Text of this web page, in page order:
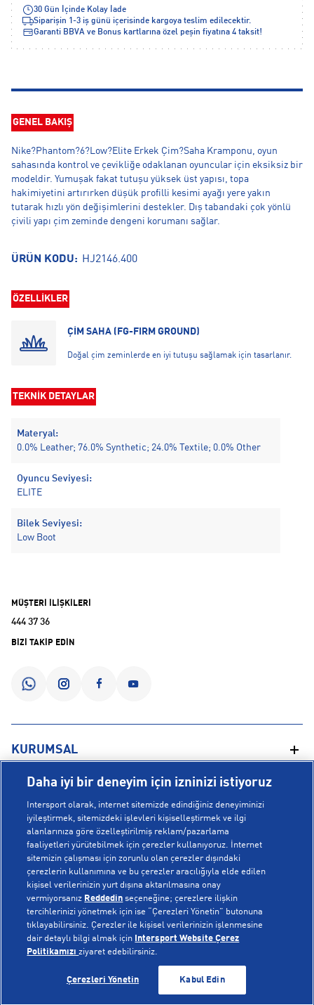
GELİNCE HABER VER
30 Gün İçinde Kolay İade
Siparişin 1-3 iş günü içerisinde kargoya teslim edilecektir.
Garanti BBVA ve Bonus kartlarına özel peşin fiyatına 4 taksit!
GENEL BAKIŞ
Nike?Phantom?6?Low?Elite Erkek Çim?Saha Kramponu, oyun
sahasında kontrol ve çevikliğe odaklanan oyuncular için eksiksiz bir
modeldir. Yumuşak fakat tutuşu yüksek üst yapısı, topa
hakimiyetini artırırken düşük profilli kesimi ayağı yere yakın
tutarak hızlı yön değişimlerini destekler. Dış tabandaki çok yönlü
çivili yapı çim zeminde dengeni korumanı sağlar.
ÜRÜN KODU: HJ2146.400
ÖZELLİKLER
ÇİM SAHA (FG-FIRM GROUND)
Doğal çim zeminlerde en iyi tutuşu sağlamak için tasarlanır.
TEKNİK DETAYLAR
Materyal:
0.0% Leather; 76.0% Synthetic; 24.0% Textile; 0.0% Other
Oyuncu Seviyesi:
ELITE
Bilek Seviyesi:
Low Boot
GELİNCE HABER VER
MÜŞTERİ İLİŞKİLERİ
444 37 36
BİZİ TAKİP EDİN
KURUMSAL
Hakkımızda
Mağazalarımız
Bilgi Toplumu Hizmetleri
Gizlilik Politikası
İşlem Rehberi
Kampanyalar
Çerez Politikası
Çerez Ayarları
YARDIM
Sipariş Takibi
İptal & İade
Sıkça Sorulan Sorular
Yetkili Servis Listesi
Bize Ulaşın
POPÜLER KOLEKSİYONLAR
Voleybol Milli Takım Formaları
New Balance 408
Nike Initiator
On Cloudmonster
© Copyright INTERSPORT 2026
Üyelik SözleşmesiGizlilikÇerezler
Daha iyi bir deneyim için izninizi istiyoruz
Intersport olarak, internet sitemizde edindiğiniz deneyiminizi
iyileştirmek, sitemizdeki işlevleri kişiselleştirmek ve ilgi
alanlarınıza göre özelleştirilmiş reklam/pazarlama
faaliyetleri yürütebilmek için çerezler kullanıyoruz. İnternet
sitemizin çalışması için zorunlu olan çerezler dışındaki
çerezlerin kullanımına ve bu çerezler aracılığıyla elde edilen
kişisel verilerinizin yurt dışına aktarılmasına onay
vermiyorsanız Reddedin seçeneğine; çerezlere ilişkin
tercihlerinizi yönetmek için ise “Çerezleri Yönetin” butonuna
tıklayabilirsiniz. Çerezler ile kişisel verilerinizin işlenmesine
dair detaylı bilgi almak için
Intersport Website Çerez
Politikamızıziyaret edebilirsiniz.
Çerezleri Yönetin Kabul Edin